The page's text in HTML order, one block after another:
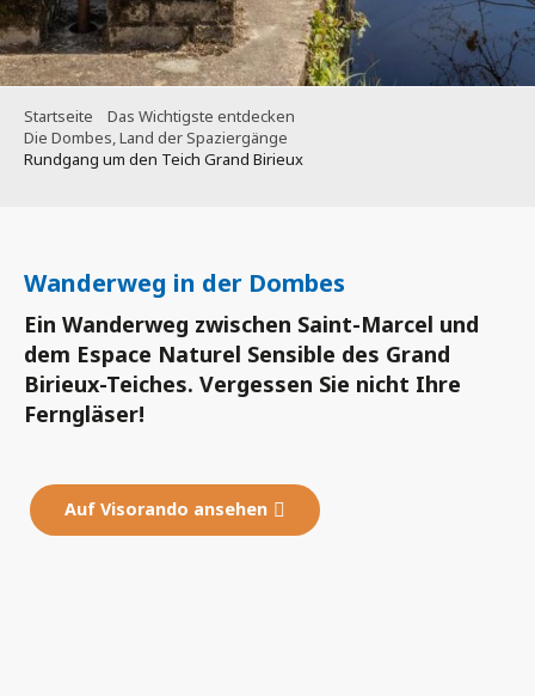
Startseite
Das Wichtigste entdecken
Die Dombes, Land der Spaziergänge
Rundgang um den Teich Grand Birieux
Wanderweg in der Dombes
Ein Wanderweg zwischen Saint-Marcel und
dem Espace Naturel Sensible des Grand
Birieux-Teiches. Vergessen Sie nicht Ihre
Ferngläser!
Auf Visorando ansehen